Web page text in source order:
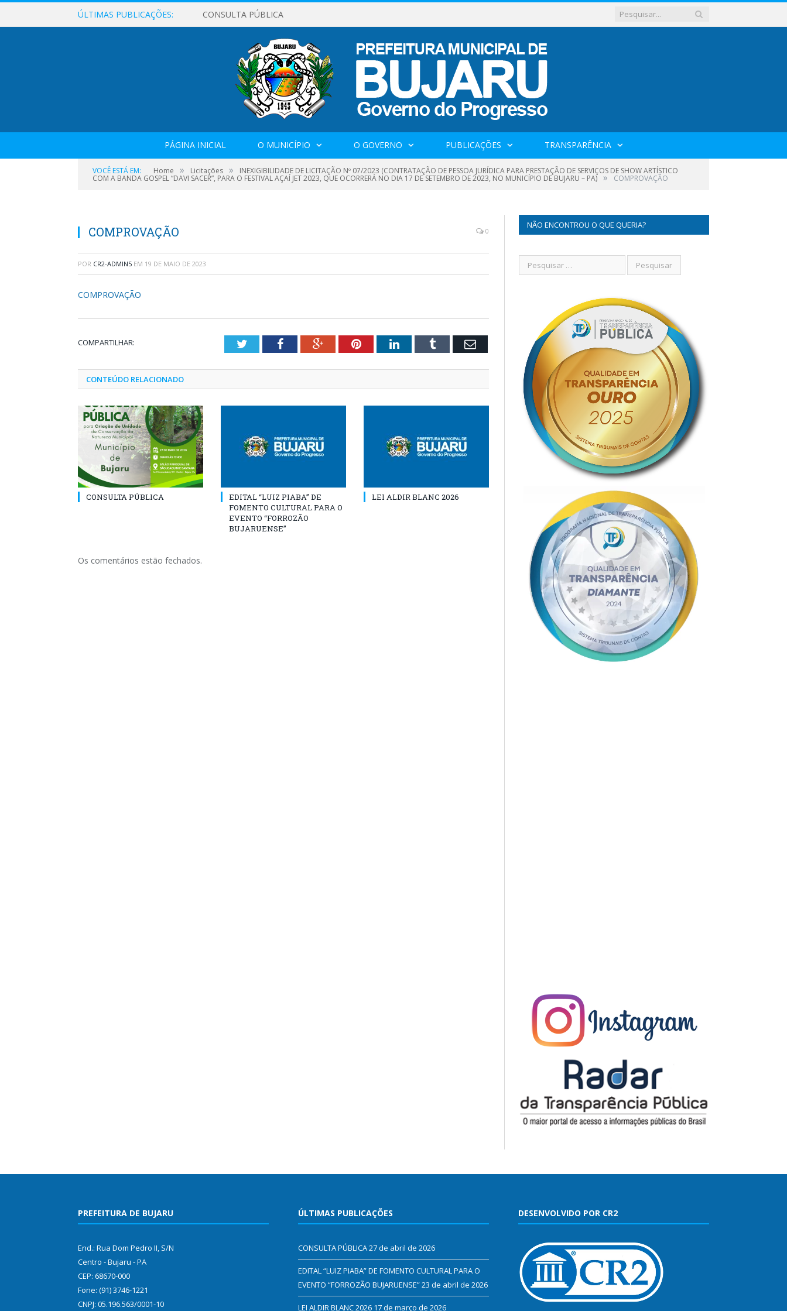
ÚLTIMAS PUBLICAÇÕES: CONSULTA PÚBLICA
PÁGINA INICIAL O MUNICÍPIO O GOVERNO PUBLICAÇÕES TRANSPARÊNCIA
VOCÊ ESTÁ EM: Home » Licitações » INEXIGIBILIDADE DE LICITAÇÃO Nº 07/2023 (CONTRATAÇÃO DE PESSOA JURÍDICA PARA PRESTAÇÃO DE SERVIÇOS DE SHOW ARTÍSTICO
COM A BANDA GOSPEL “DAVI SACER”, PARA O FESTIVAL AÇAÍ JET 2023, QUE OCORRERÁ NO DIA 17 DE SETEMBRO DE 2023, NO MUNICÍPIO DE BUJARU – PA) » COMPROVAÇÃO
COMPROVAÇÃO 0
POR CR2-ADMIN5 EM 19 DE MAIO DE 2023
COMPROVAÇÃO
COMPARTILHAR: TwitterFacebookGoogle+PinterestLinkedInTumblr Email
CONTEÚDO RELACIONADO
CONSULTA PÚBLICA
EDITAL “LUIZ PIABA” DE
FOMENTO CULTURAL PARA O
EVENTO “FORROZÃO
BUJARUENSE”
LEI ALDIR BLANC 2026
Os comentários estão fechados.
NÃO ENCONTROU O QUE QUERIA?
PREFEITURA DE BUJARU
End.: Rua Dom Pedro II, S/N
Centro - Bujaru - PA
CEP: 68670-000
Fone: (91) 3746-1221
CNPJ: 05.196.563/0001-10
ÚLTIMAS PUBLICAÇÕES
CONSULTA PÚBLICA27 de abril de 2026
EDITAL “LUIZ PIABA” DE FOMENTO CULTURAL PARA O
EVENTO “FORROZÃO BUJARUENSE”23 de abril de 2026
LEI ALDIR BLANC 2026 17 de março de 2026
DESENVOLVIDO POR CR2